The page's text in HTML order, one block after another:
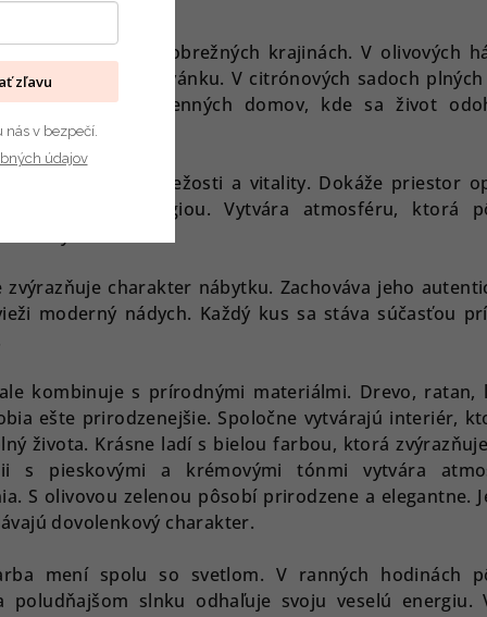
slnkom zaliatych pobrežných krajinách. V olivových
teplom morskom vánku. V citrónových sadoch
starých kamenných domov, kde sa život
domova pocit sviežosti a vitality. Dokáže priestor
pozitívnou energiou. Vytvára atmosféru, ktorá
charakter nábytku. Zachováva jeho
moderný nádych. Každý kus sa stáva súčasťou
kombinuje s prírodnými materiálmi. Drevo, ratan,
ešte prirodzenejšie. Spoločne vytvárajú interiér,
života. Krásne ladí s bielou farbou, ktorá
s pieskovými a krémovými tónmi vytvára
S olivovou zelenou pôsobí prirodzene a elegantne.
dovolenkový charakter.
mení spolu so svetlom. V ranných hodinách
poludňajšom slnku odhaľuje svoju veselú energiu.
zľavu
nás v bezpečí.
údajov